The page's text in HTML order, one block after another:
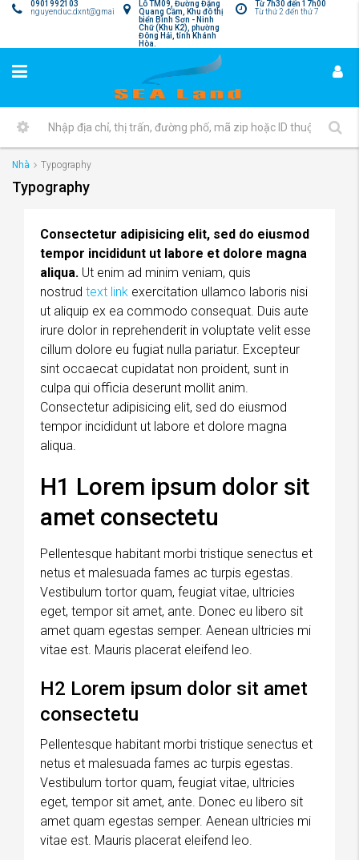
Từ 7h30 đến 17h00
Từ thứ 2 đến thứ 7
Lô TM09, Đường Đặng
Quang Cầm, Khu đô thị
biển Bình Sơn - Ninh
Chữ (Khu K2), phường
Đông Hải, tỉnh Khánh
Hòa.
0901992103
nguyenduc.dxnt@gmail.com
Nhà Typography
Typography
Consectetur adipisicing elit, sed do eiusmod
tempor incididunt ut labore et dolore magna
aliqua. Ut enim ad minim veniam, quis
nostrud text link exercitation ullamco laboris nisi
ut aliquip ex ea commodo consequat. Duis aute
irure dolor in reprehenderit in voluptate velit esse
cillum dolore eu fugiat nulla pariatur. Excepteur
sint occaecat cupidatat non proident, sunt in
culpa qui officia deserunt mollit anim.
Consectetur adipisicing elit, sed do eiusmod
tempor incididunt ut labore et dolore magna
aliqua.
H1 Lorem ipsum dolor sit
amet consectetu
Pellentesque habitant morbi tristique senectus et
netus et malesuada fames ac turpis egestas.
Vestibulum tortor quam, feugiat vitae, ultricies
eget, tempor sit amet, ante. Donec eu libero sit
amet quam egestas semper. Aenean ultricies mi
vitae est. Mauris placerat eleifend leo.
H2 Lorem ipsum dolor sit amet
consectetu
Pellentesque habitant morbi tristique senectus et
netus et malesuada fames ac turpis egestas.
Vestibulum tortor quam, feugiat vitae, ultricies
eget, tempor sit amet, ante. Donec eu libero sit
amet quam egestas semper. Aenean ultricies mi
vitae est. Mauris placerat eleifend leo.